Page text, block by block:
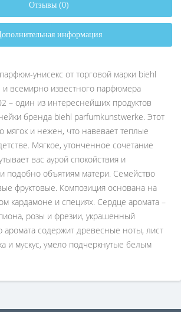
Отзывы (0)
информация
унисекс от торговой марки biehl
всемирно известного парфюмера
– один из интереснейших продуктов
бренда biehl parfumkunstwerkе. Этот
мягок и нежен, что навевает теплые
Мягкое, утонченное сочетание
вас аурой спокойствия и
подобно объятиям матери. Семейство
фруктовые. Композиция основана на
кардамоне и специях. Сердце аромата –
розы и фрезии, украшенный
содержит древесные ноты, лист
и мускус, умело подчеркнутые белым